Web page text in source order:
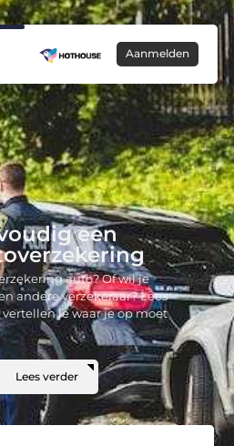
Aanmelden
een
auto? Of wil je
andere verzekeraar? Lees
je waar je op moet
Lees verder